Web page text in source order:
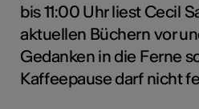
bis 11:00 Uhr liest Cecil
aktuellen Büchern vor
Gedanken in die Ferne
Kaffeepause darf nicht